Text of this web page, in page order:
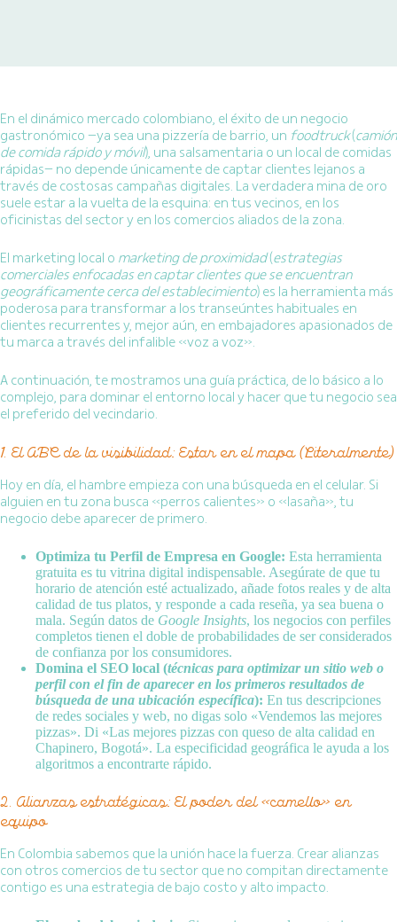
En el dinámico mercado colombiano, el éxito de un negocio
gastronómico —ya sea una pizzería de barrio, un foodtruck(camión
de comida rápido y móvil), una salsamentaria o un local de comidas
rápidas— no depende únicamente de captar clientes lejanos a
través de costosas campañas digitales. La verdadera mina de oro
suele estar a la vuelta de la esquina: en tus vecinos, en los
oficinistas del sector y en los comercios aliados de la zona.
El marketing local o marketing de proximidad(estrategias
comerciales enfocadas en captar clientes que se encuentran
geográficamente cerca del establecimiento) es la herramienta más
poderosa para transformar a los transeúntes habituales en
clientes recurrentes y, mejor aún, en embajadores apasionados de
tu marca a través del infalible «voz a voz».
A continuación, te mostramos una guía práctica, de lo básico a lo
complejo, para dominar el entorno local y hacer que tu negocio sea
el preferido del vecindario.
1. El ABC de la visibilidad: Estar en el mapa (Literalmente)
Hoy en día, el hambre empieza con una búsqueda en el celular. Si
alguien en tu zona busca «perros calientes» o «lasaña», tu
negocio debe aparecer de primero.
Optimiza tu Perfil de Empresa en Google: Esta herramienta
gratuita es tu vitrina digital indispensable. Asegúrate de que tu
horario de atención esté actualizado, añade fotos reales y de alta
calidad de tus platos, y responde a cada reseña, ya sea buena o
mala. Según datos de Google Insights, los negocios con perfiles
completos tienen el doble de probabilidades de ser considerados
de confianza por los consumidores.
Domina el SEO local (técnicas para optimizar un sitio web o
perfil con el fin de aparecer en los primeros resultados de
búsqueda de una ubicación específica): En tus descripciones
de redes sociales y web, no digas solo «Vendemos las mejores
pizzas». Di «Las mejores pizzas con queso de alta calidad en
Chapinero, Bogotá». La especificidad geográfica le ayuda a los
algoritmos a encontrarte rápido.
2. Alianzas estratégicas: El poder del «camello» en
equipo
En Colombia sabemos que la unión hace la fuerza. Crear alianzas
con otros comercios de tu sector que no compitan directamente
contigo es una estrategia de bajo costo y alto impacto.